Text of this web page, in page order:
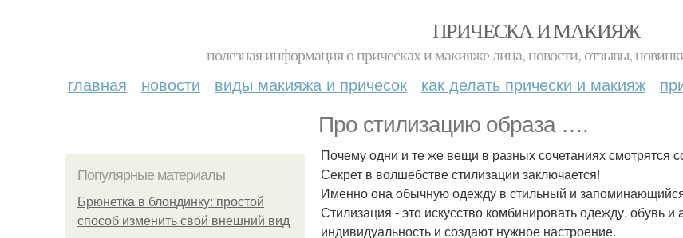
ПРИЧЕСКА И МАКИЯЖ
полезная информация о прическах и макияже лица, новости, отзывы,
главная новости виды макияжа и причесок как делать прически и макияж
Про стилизацию образа ….
Популярные материалы
Брюнетка в блондинку: простой
способ изменить свой внешний вид
Почему одни и те же вещи в разных сочетаниях смотрятся
Секрет в волшебстве стилизации заключается!
Именно она обычную одежду в стильный и
Стилизация - это искусство комбинировать одежду, обувь
индивидуальность и создают нужное настроение.